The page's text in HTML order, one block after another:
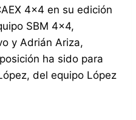
4×4 en su edición
SBM 4×4,
y Adrián Ariza,
ha sido para
del equipo López